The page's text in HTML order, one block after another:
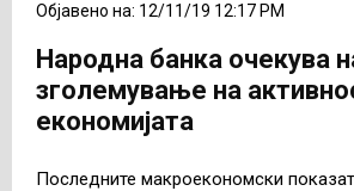
Објавено на: 12/11/19 12:17 PM
Народна банка очекува
зголемување на
економијата
Последните макроекономски